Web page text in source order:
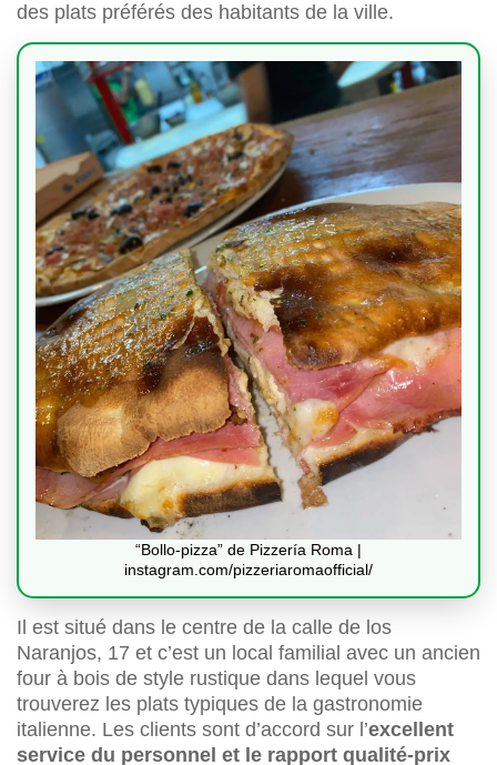
des plats préférés des habitants de la ville.
“Bollo-pizza” de Pizzería Roma |
instagram.com/pizzeriaromaofficial/
Il est situé dans le centre de la calle de los
Naranjos, 17 et c’est un local familial avec un ancien
four à bois de style rustique dans lequel vous
trouverez les plats typiques de la gastronomie
italienne. Les clients sont d’accord sur l’excellent
service du personnel et le rapport qualité-prix